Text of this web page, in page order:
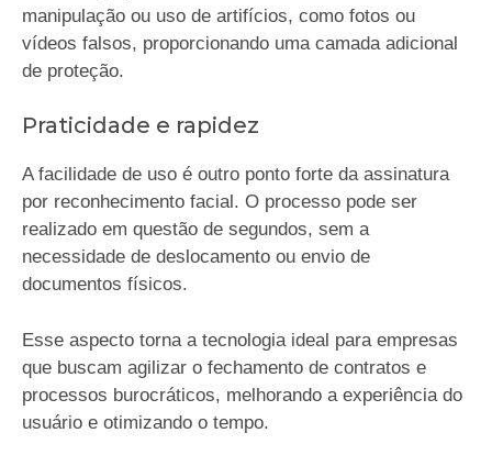
manipulação ou uso de artifícios, como fotos ou
vídeos falsos, proporcionando uma camada adicional
de proteção.
Praticidade e rapidez
A facilidade de uso é outro ponto forte da assinatura
por reconhecimento facial. O processo pode ser
realizado em questão de segundos, sem a
necessidade de deslocamento ou envio de
documentos físicos.
Esse aspecto torna a tecnologia ideal para empresas
que buscam agilizar o fechamento de contratos e
processos burocráticos, melhorando a experiência do
usuário e otimizando o tempo.